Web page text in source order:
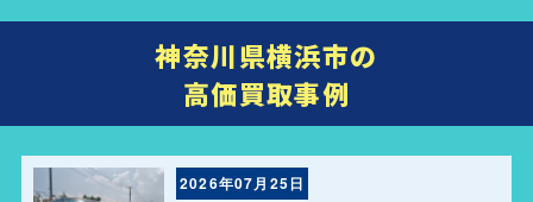
神奈川県横浜市の
高価買取事例
2026年07月25日